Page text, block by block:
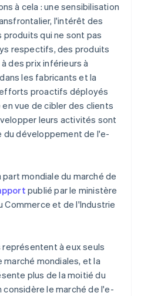
à cela : une sensibilisation
l'intérêt des
qui ne sont pas
respectifs, des produits
des prix inférieurs à
les fabricants et la
proactifs déployés
vue de cibler des clients
leurs activités sont
du développement de l'e-
mondiale du marché de
publié par le ministère
Commerce et de l'Industrie
représentent à eux seuls
mondiales, et la
plus de la moitié du
le marché de l'e-